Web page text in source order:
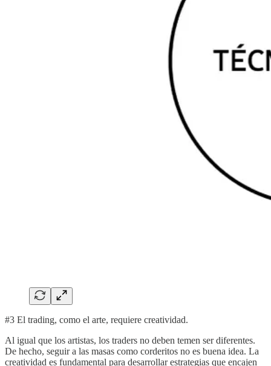
#3 El trading, como el arte, requiere creatividad.
Al igual que los artistas, los traders no deben temen ser diferentes.
De hecho, seguir a las masas como corderitos no es buena idea. La
creatividad es fundamental para desarrollar estrategias que encajen